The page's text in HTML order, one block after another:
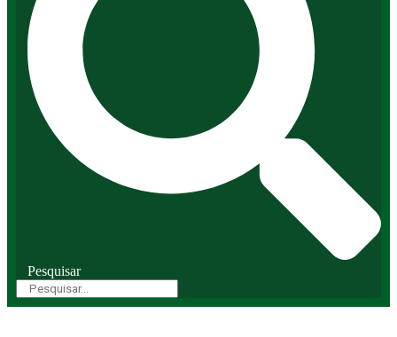
Pesquisar